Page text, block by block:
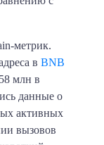
метрик.
в BNB
млн в
данные о
активных
вызовов